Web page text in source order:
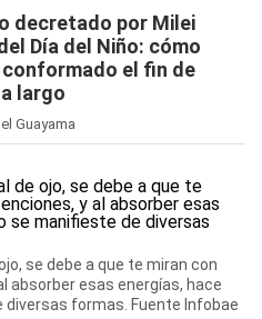
decretado por Milei
Día del Niño: cómo
conformado el fin de
largo
Guayama
se debe a que te miran con
absorber esas energías, hace
formas. Fuente Infobae